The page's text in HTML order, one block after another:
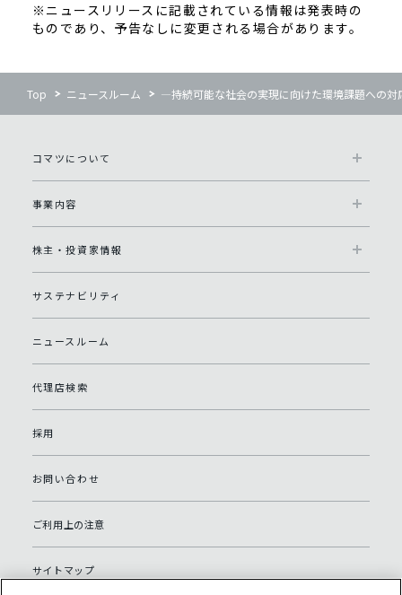
※ニュースリリースに記載されている情報は発表時の
ものであり、予告なしに変更される場合があります。
Top ニュースルーム ―持続可能な社会の実現に向けた環境課題への
コマツについて
事業内容
株主・投資家情報
サステナビリティ
ニュースルーム
代理店検索
採用
お問い合わせ
ご利用上の注意
サイトマップ